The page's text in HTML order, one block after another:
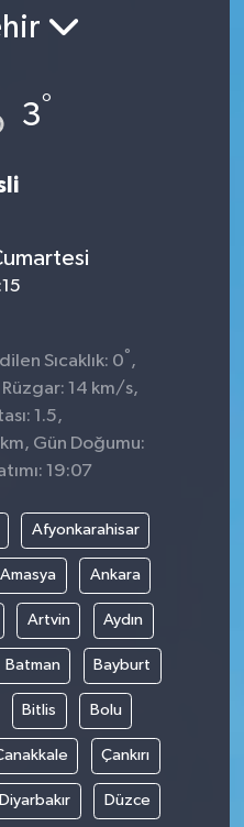
3°
Sıcaklık: 0° ,
Rüzgar: 14 km/s,
1.5,
Gün Doğumu:
19:07
Afyonkarahisar
Amasya Ankara
Artvin Aydın
Batman Bayburt
Bitlis Bolu
Çankırı
Diyarbakır Düzce